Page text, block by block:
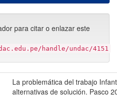
para citar o enlazar este
handle/undac/4151
La problemática del trabajo
alternativas de solución. Pasco